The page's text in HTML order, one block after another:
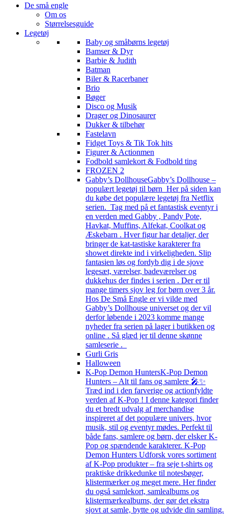
De små engle
Om os
Størrelsesguide
Legetøj
Baby og småbørns legetøj
Bamser & Dyr
Barbie & Judith
Batman
Biler & Racerbaner
Brio
Bøger
Disco og Musik
Drager og Dinosaurer
Dukker & tilbehør
Fastelavn
Fidget Toys & Tik Tok hits
Figurer & Actionmen
Fodbold samlekort & Fodbold ting
FROZEN 2
Gabby’s DollhouseGabby’s Dollhouse –
populært legetøj til børn Her på siden kan
du købe det populære legetøj fra Netflix
serien. Tag med på et fantastisk eventyr i
en verden med Gabby , Pandy Pote,
Havkat, Muffins, Alfekat, Coolkat og
Æskebarn . Hver figur har detaljer, der
bringer de kat-tastiske karakterer fra
showet direkte ind i virkeligheden. Slip
fantasien løs og fordyb dig i de sjove
legesæt, værelser, badeværelser og
dukkehus der findes i serien . Der er til
mange timers sjov leg for børn over 3 år.
Hos De Små Engle er vi vilde med
Gabby’s Dollhouse universet og der vil
derfor løbende i 2023 komme mange
nyheder fra serien på lager i butikken og
online . Så glæd jer til denne skønne
samleserie .
Gurli Gris
Halloween
K-Pop Demon HuntersK-Pop Demon
Hunters – Alt til fans og samlere 🎤✨
Træd ind i den farverige og actionfyldte
verden af K-Pop ! I denne kategori finder
du et bredt udvalg af merchandise
inspireret af det populære univers, hvor
musik, stil og eventyr mødes. Perfekt til
både fans, samlere og børn, der elsker K-
Pop og spændende karakterer. K-Pop
Demon Hunters Udforsk vores sortiment
af K-Pop produkter – fra seje t-shirts og
praktiske drikkedunke til notesbøger,
klistermærker og meget mere. Her finder
du også samlekort, samlealbums og
klistermærkealbums, der gør det ekstra
sjovt at samle, bytte og udvide din samling.